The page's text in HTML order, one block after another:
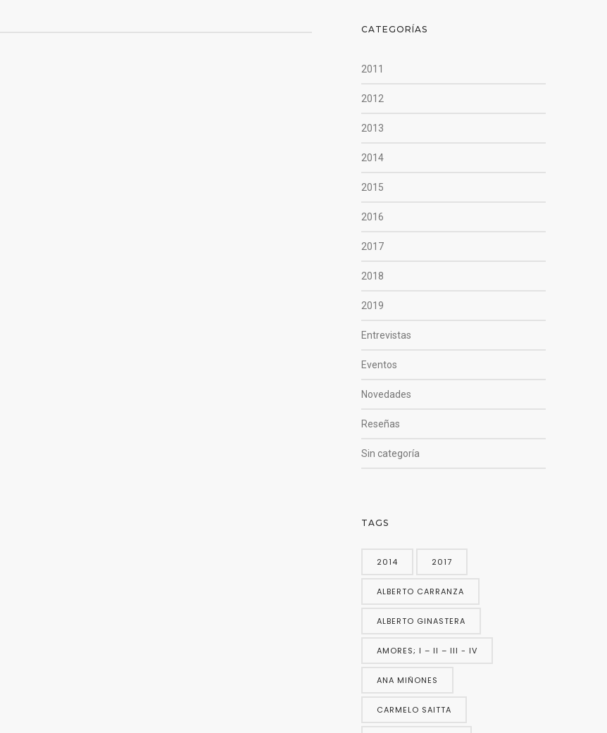
CATEGORÍAS
2011
2012
2013
2014
2015
2016
2017
2018
2019
Entrevistas
Eventos
Novedades
Reseñas
Sin categoría
TAGS
2014 2017
ALBERTO CARRANZA
ALBERTO GINASTERA
AMORES; I – II – III - IV
ANA MIÑONES
CARMELO SAITTA